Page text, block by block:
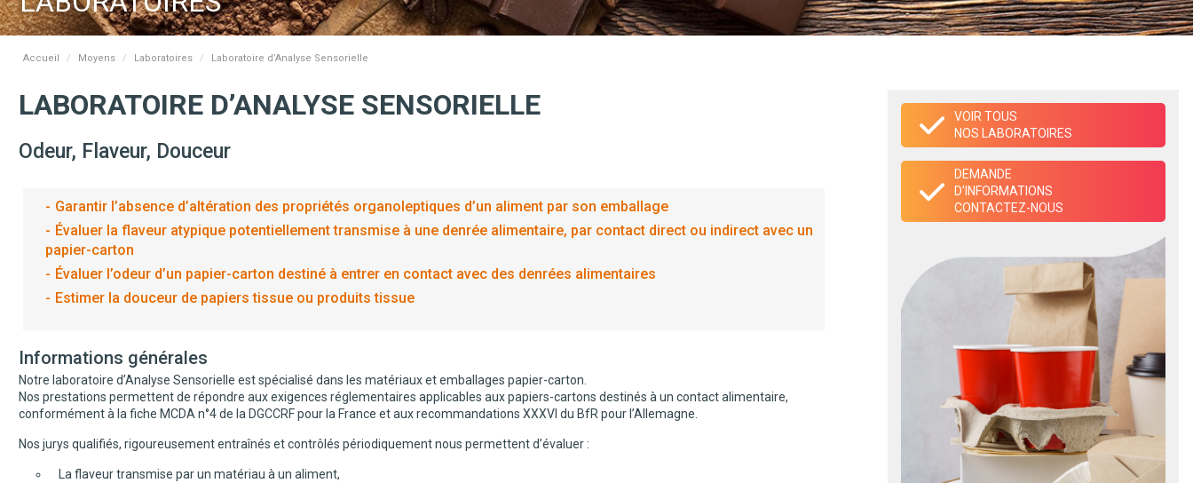
Accueil Moyens Laboratoires Laboratoire d’Analyse Sensorielle
LABORATOIRE D’ANALYSE SENSORIELLE
Odeur, Flaveur, Douceur
Garantir l’absence d’altération des propriétés organoleptiques d’un aliment par son emballage
Évaluer la flaveur atypique potentiellement transmise à une denrée alimentaire, par contact direct ou indirect avec un
papier-carton
Évaluer l’odeur d’un papier-carton destiné à entrer en contact avec des denrées alimentaires
Estimer la douceur de papiers tissue ou produits tissue
Informations générales
Notre laboratoire d’Analyse Sensorielle est spécialisé dans les matériaux et emballages papier-carton.
Nos prestations permettent de répondre aux exigences réglementaires applicables aux papiers-cartons destinés à un contact alimentaire,
conformément à la fiche MCDA n°4 de la DGCCRF pour la France et aux recommandations XXXVI du BfR pour l’Allemagne.
Nos jurys qualifiés, rigoureusement entraînés et contrôlés périodiquement nous permettent d’évaluer :
La flaveur transmise par un matériau à un aliment,
VOIR TOUS
NOS LABORATOIRES
DEMANDE
D'INFORMATIONS
CONTACTEZ-NOUS